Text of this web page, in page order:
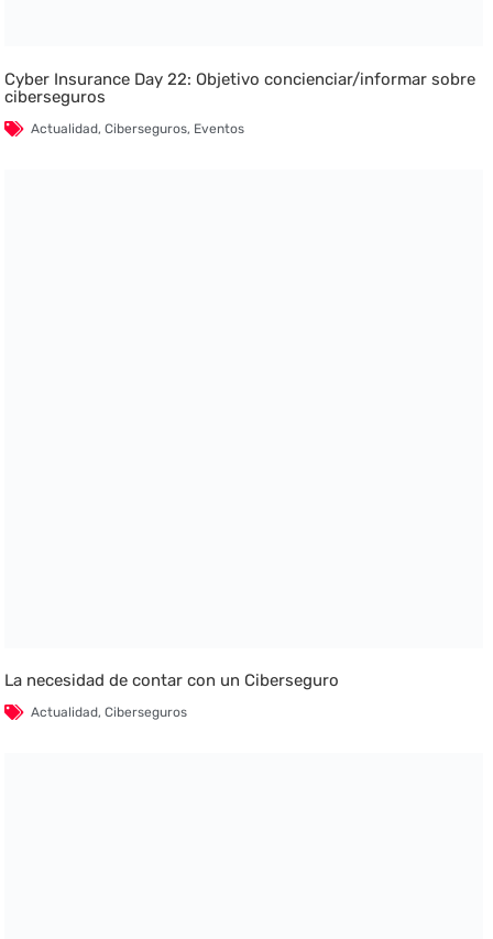
Cyber Insurance Day 22: Objetivo concienciar/informar sobre
ciberseguros
Actualidad,Ciberseguros, Eventos
La necesidad de contar con un Ciberseguro
Actualidad,Ciberseguros